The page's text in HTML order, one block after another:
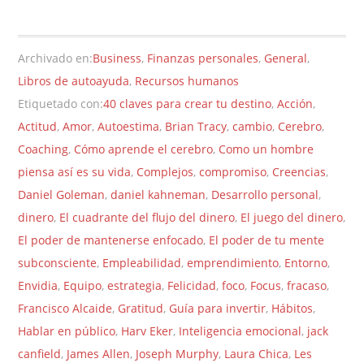
Archivado en:Business, Finanzas personales, General,
Libros de autoayuda, Recursos humanos
Etiquetado con:40 claves para crear tu destino,Acción,
Actitud,Amor,Autoestima, Brian Tracy,cambio, Cerebro,
Coaching, Cómo aprende el cerebro, Como un hombre
piensa así es su vida, Complejos,compromiso, Creencias,
Daniel Goleman,daniel kahneman, Desarrollo personal,
dinero, El cuadrante del flujo del dinero, El juego del dinero,
El poder de mantenerse enfocado, El poder de tu mente
subconsciente, Empleabilidad,emprendimiento, Entorno,
Envidia, Equipo,estrategia, Felicidad,foco, Focus,fracaso,
Francisco Alcaide, Gratitud, Guía para invertir, Hábitos,
Hablar en público, Harv Eker, Inteligencia emocional, jack
canfield, James Allen, Joseph Murphy, Laura Chica, Les